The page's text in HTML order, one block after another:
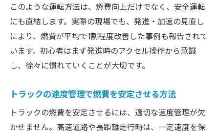
燃費悪化を招く運転ミスと予防策紹介
定期点検がトラック燃費改善に不可欠な理
由
このような運転方法は、燃費向上だけでなく、安全運転
にも直結します。実際の現場でも、発進・加速の見直し
により、燃費が平均で1割程度改善した事例も報告されて
います。初心者はまず発進時のアクセル操作から意識
し、徐々に慣れていくことが大切です。
トラックの速度管理で燃費を安定させる方法
トラックの燃費を安定させるには、適切な速度管理が欠
かせません。高速道路や長距離走行時は、一定速度を保